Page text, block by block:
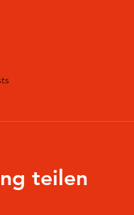
teilen